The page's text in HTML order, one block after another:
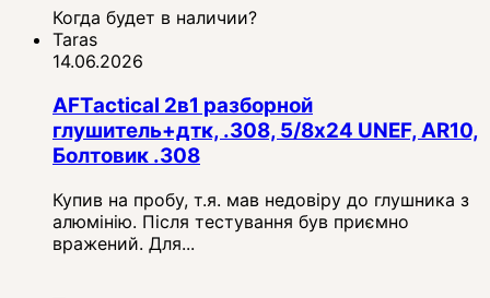
Когда будет в наличии?
Taras
14.06.2026
AFTactical 2в1 разборной
глушитель+дтк, .308, 5/8x24 UNEF, AR10,
Болтовик .308
Купив на пробу, т.я. мав недовіру до глушника з
алюмінію. Після тестування був приємно
вражений. Для...